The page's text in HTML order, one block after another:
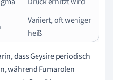
Variiert, oft weniger
heiß
dass Geysire periodisch
während Fumarolen